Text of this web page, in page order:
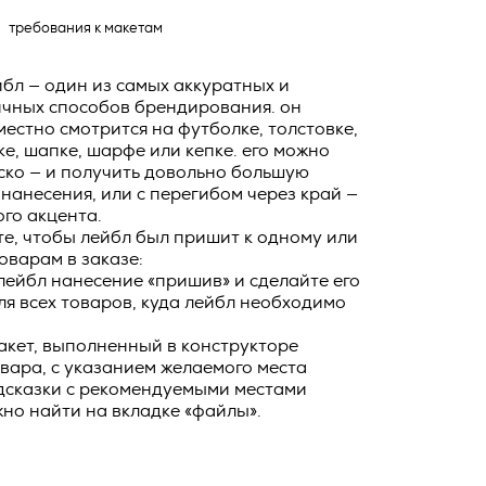
требования к макетам
— один из самых аккуратных и
способов брендирования. он
смотрится на футболке, толстовке,
шапке, шарфе или кепке. его можно
— и получить довольно большую
или с перегибом через край —
акцента.
чтобы лейбл был пришит к одному или
в заказе:
нанесение «пришив» и сделайте его
всех товаров, куда лейбл необходимо
выполненный в конструкторе
с указанием желаемого места
с рекомендуемыми местами
найти на вкладке «файлы».
–
по
в
полном и
№152-ФЗ
с
(ИНН
адрес
Поля, д.